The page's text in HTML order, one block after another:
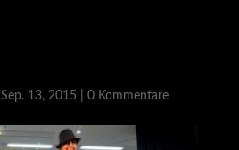
Sep. 13, 2015 0 Kommentare